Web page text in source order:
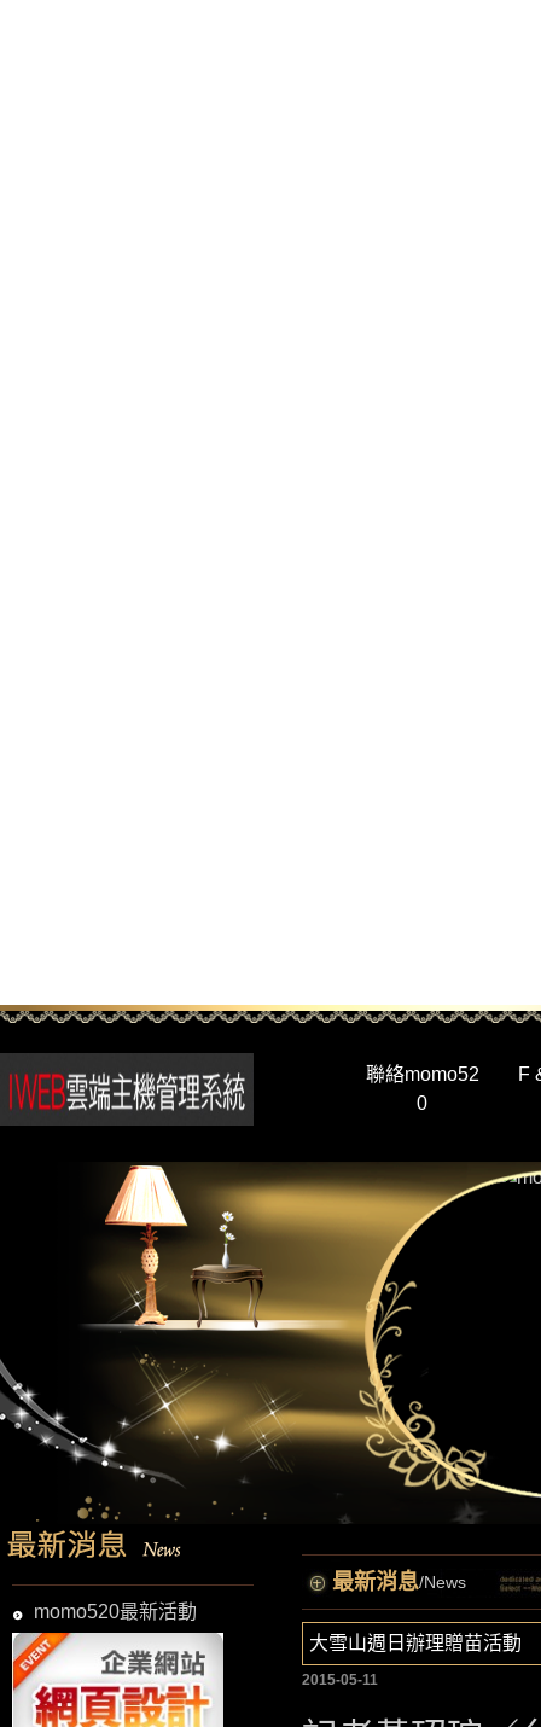
聯絡momo52
0
F
momo520最新活動
最新消息/News
大雪山週日辦理贈苗活動
2015-05-11